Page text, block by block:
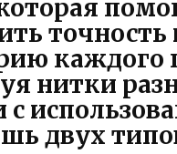
точность
каждого
нитки
с
двух